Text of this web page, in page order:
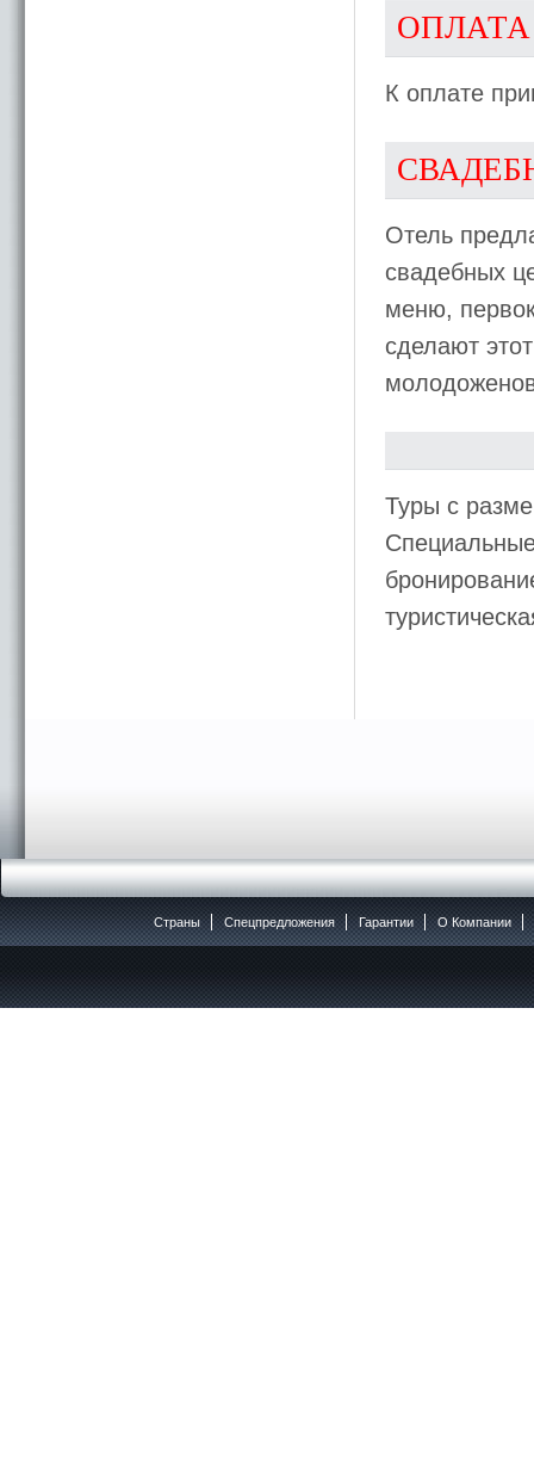
ОПЛАТА
К оплате
Отель
свадебных
меню,
сделают
Туры с
Страны Спецпредложения Гарантии O Компании